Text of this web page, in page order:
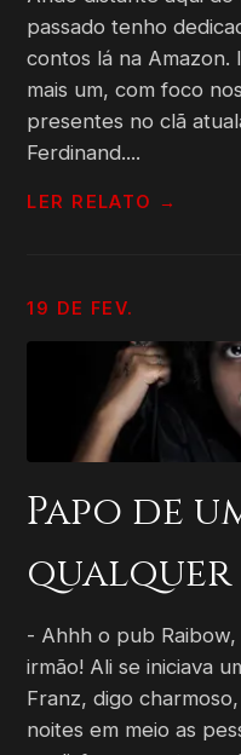
passado tenho
contos lá na Amazon.
mais um, com foco
presentes no clã
Ferdinand....
LER RELATO →
19 DE FEV.
Papo de
qualquer
- Ahhh o pub Raibow,
irmão! Ali se iniciava
Franz, digo
noites em meio as